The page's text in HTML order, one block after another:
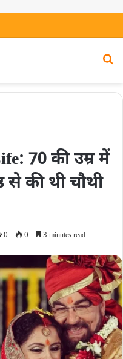
70 की उम्र में
से की थी चौथी
0 0 3 minutes read